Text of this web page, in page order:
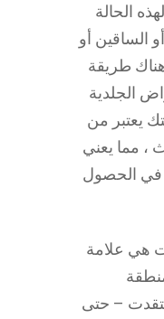
و التي يطلق عليها اختصاراً حالة الـ (KP) ، لكن إليك تعريف CliffsNotes لهذه الحالة
الساقين أو
طريقة
الجلدية
يعتبر من
، مما يعني
أنه إذا كان أحد الوالدين لديه هذا الاضطراب، فإن النسل يكون لديه فرصة 50-50 في الحصول
هي علامة
– حتى